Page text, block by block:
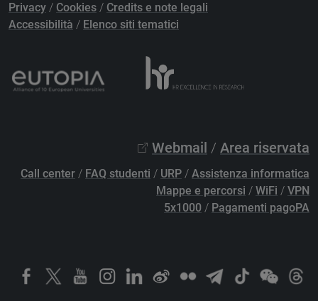
Privacy / Cookies / Credits e note legali
Accessibilità / Elenco siti tematici
Webmail / Area riservata
Call center / FAQ studenti / URP / Assistenza informatica
Mappe e percorsi / WiFi / VPN
5x1000 / Pagamenti pagoPA